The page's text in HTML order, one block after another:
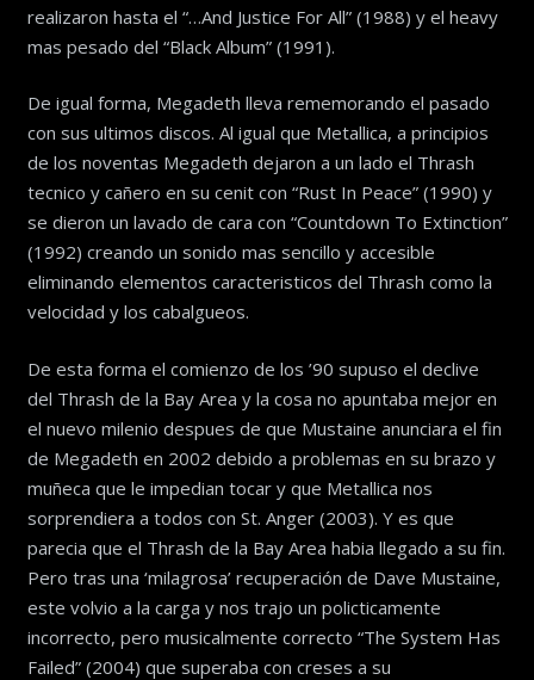
realizaron hasta el “…And Justice For All” (1988) y el heavy
mas pesado del “Black Album” (1991).
De igual forma, Megadeth lleva rememorando el pasado
con sus ultimos discos. Al igual que Metallica, a principios
de los noventas Megadeth dejaron a un lado el Thrash
tecnico y cañero en su cenit con “Rust In Peace” (1990) y
se dieron un lavado de cara con “Countdown To Extinction”
(1992) creando un sonido mas sencillo y accesible
eliminando elementos caracteristicos del Thrash como la
velocidad y los cabalgueos.
De esta forma el comienzo de los ’90 supuso el declive
del Thrash de la Bay Area y la cosa no apuntaba mejor en
el nuevo milenio despues de que Mustaine anunciara el fin
de Megadeth en 2002 debido a problemas en su brazo y
muñeca que le impedian tocar y que Metallica nos
sorprendiera a todos con St. Anger (2003). Y es que
parecia que el Thrash de la Bay Area habia llegado a su fin.
Pero tras una ‘milagrosa’ recuperación de Dave Mustaine,
este volvio a la carga y nos trajo un policticamente
incorrecto, pero musicalmente correcto “The System Has
Failed” (2004) que superaba con creses a su